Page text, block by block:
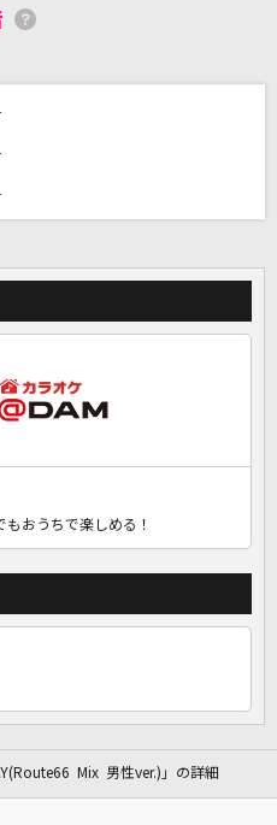
・ログインして
ケ歌い放題！
に！練習にも！
おうちで楽しめる！
Mix 男性ver.)」の詳細